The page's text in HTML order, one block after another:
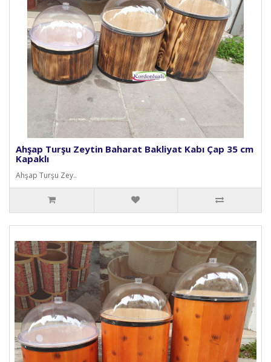
Ahşap Turşu Zeytin Baharat Bakliyat Kabı Çap 35 cm
Kapaklı
Ahşap Turşu Zey..